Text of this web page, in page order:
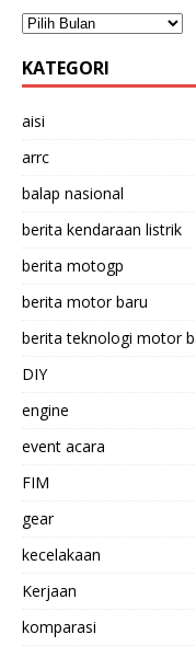
KATEGORI
aisi
arrc
balap nasional
berita kendaraan listrik
berita motogp
berita motor baru
berita teknologi motor
DIY
engine
event acara
FIM
gear
kecelakaan
Kerjaan
komparasi